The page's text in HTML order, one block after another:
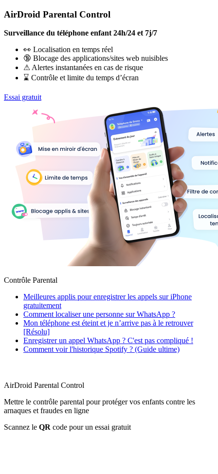
AirDroid Parental Control
Surveillance du téléphone enfant 24h/24 et 7j/7
👀 Localisation en temps réel
🔞 Blocage des applications/sites web nuisibles
⚠ Alertes instantanées en cas de risque
⌛ Contrôle et limite du temps d’écran
Essai gratuit
Contrôle Parental
Meilleures applis pour enregistrer les appels sur iPhone
gratuitement
Comment localiser une personne sur WhatsApp ?
Mon téléphone est éteint et je n’arrive pas à le retrouver
[Résolu]
Enregistrer un appel WhatsApp ? C'est pas compliqué !
Comment voir l'historique Spotify ? (Guide ultime)
AirDroid Parental Control
Mettre le contrôle parental pour protéger vos enfants contre les
arnaques et fraudes en ligne
Scannez le QR code pour un essai gratuit